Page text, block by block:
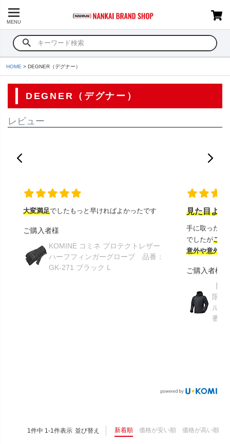
MENU
HOME DEGNER（デグナー）
DEGNER（デグナー）
レビュー
大変満足でしたもっと早ければよかったです
ご購入者様
KOMINE コミネ プロテクトレザー
ハーフフィンガーグローブ 品番：
GK-271 ブラック L
見た目より
手に取ったと
でしたがこの
意外や意外ス
ご購入者様
限り
ルメ
番：
並び替え 新着順 価格が安い順 価格が高い順
1 件中 1 -1 件表示